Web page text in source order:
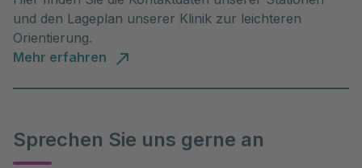
und den Lageplan unserer Klinik zur leichteren
Orientierung.
Mehr erfahren
Sprechen Sie uns gerne an